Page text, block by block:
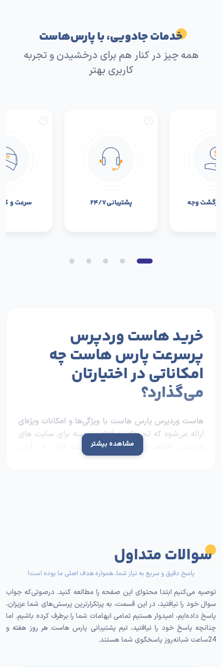
خدمات جادویی، با پارس‌هاست
همه چیز در کنار هم برای درخشیدن و تجربه
کاربری بهتر
بازگشت وجه پشتیبانی ۲۴/۷ سرعت و
خرید هاست وردپرس
پرسرعت پارس هاست چه
امکاناتی در اختیارتان
می‌گذارد؟
هاست وردپرس پارس هاست با ویژگی‌ها و امکانات ویژه‌ای
ارائه می‌شود که تجربه‌ای حرفه‌ای و بهینه برای سایت های
وردپرسی فراهم می‌کند. با تهیه هاست ایران از پارس
بازدیدکننده را بدون نگرانی از محدودیت پهنای باند فراهم
می‌کند. این ویژگی برای سایت‌هایی با بازدید بالا بسیار
مناسب است.
٢. کنترل پنل cPanel
هاست وردپرس پارس هاست از کنترل پنل محبوب cPanel
استفاده می‌کند که به شما امکان مدیریت آسان و سریع وب
سایت، ایمیل‌ها، دیتابیس‌ها و سایر منابع را می‌دهد.
مشاهده بیشتر
سوالات متداول
پاسخ دقیق و سریع به نیاز شما، همواره هدف اصلی ما بوده است!
توصیه می‌کنیم ابتدا محتوای این صفحه را مطالعه کنید. درصوتی‌که جواب
سوال خود را نیافتید، در این قسمت، به پرتکرارترین پرسش‌های شما عزیزان،
پاسخ داده‌ایم، امیدوار هستیم تمامی ابهامات شما را برطرف کرده باشیم. اما
چنانچه پاسخ خود را نیافتید، تیم پشتیبانی پارس هاست هر روز هفته و
24ساعت شبانه‌روز پاسخگوی شما هستند.